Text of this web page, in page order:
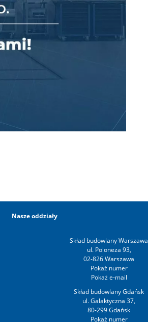
Nasze oddziały
Skład budowlany Warszawa
ul. Poloneza 93,
02-826 Warszawa
Skład budowlany Gdańsk
ul. Galaktyczna 37,
80-299 Gdańsk